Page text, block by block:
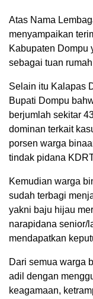
Atas Nama
menyampaikan
Kabupaten Dompu
sebagai tuan
Selain itu Kalapas
Bupati Dompu
berjumlah sekitar
dominan terkait
porsen warga
tindak pidana
Kemudian warga
sudah terbagi
yakni baju hijau
narapidana senior/
mendapatkan
Dari semua warga
adil dengan
keagamaan,